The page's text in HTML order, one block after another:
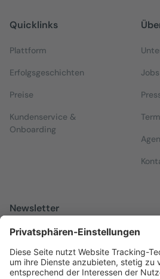
Quicklinks
Plattform
Erfolgsgeschichten
Preise
Kundenservice &
Onboarding
Newsletter
Melden Sie sich zu unserem
über alles Wissenswerte rund um
Laufenden hält.